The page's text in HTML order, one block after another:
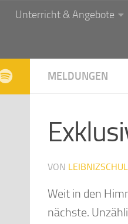
Unterricht & Angebote
MELDUNGEN
VON
Weit in den
nächste.